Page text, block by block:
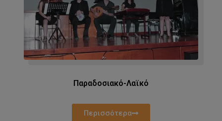
Παραδοσιακό-Λαϊκό
Περισσότερα